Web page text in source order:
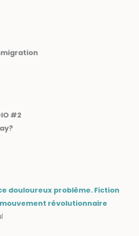
#2
douloureux problème. Fiction
révolutionnaire